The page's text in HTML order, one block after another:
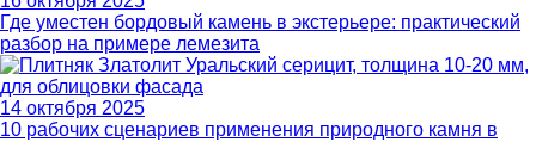
Где уместен бордовый камень в экстерьере: практический
разбор на примере лемезита
14 октября 2025
10 рабочих сценариев применения природного камня в